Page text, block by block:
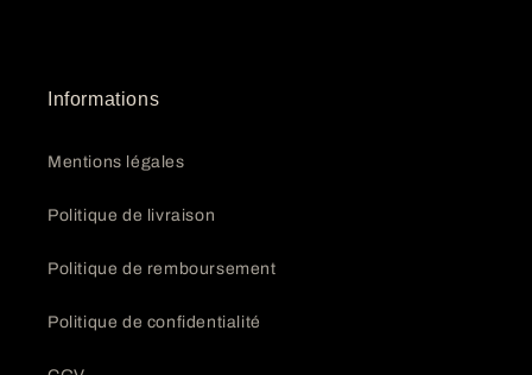
Informations
Mentions légales
Politique de livraison
Politique de remboursement
Politique de confidentialité